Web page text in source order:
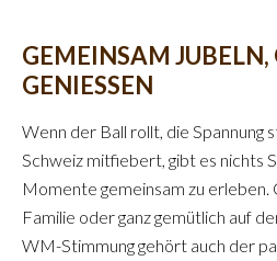
GEMEINSAM
GENIESSEN
Wenn der Ball rollt, die Spannung
Schweiz mitfiebert, gibt es nichts
Momente gemeinsam zu
Familie oder ganz gemütlich auf
WM-Stimmung gehört auch der